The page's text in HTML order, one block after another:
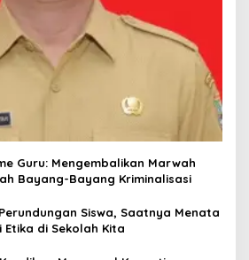
Guru: Mengembalikan Marwah
Bayang-Bayang Kriminalisasi
Siswa, Saatnya Menata
Etika di Sekolah Kita